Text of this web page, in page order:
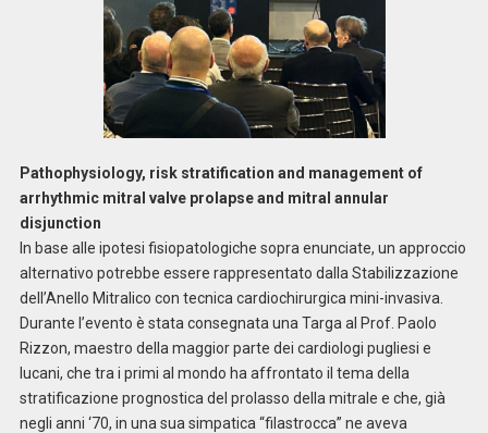
Pathophysiology, risk stratification and management of
arrhythmic mitral valve prolapse and mitral annular
disjunction
In base alle ipotesi fisiopatologiche sopra enunciate, un approccio
alternativo potrebbe essere rappresentato dalla Stabilizzazione
dell’Anello Mitralico con tecnica cardiochirurgica mini-invasiva.
Durante l’evento è stata consegnata una Targa al Prof. Paolo
Rizzon, maestro della maggior parte dei cardiologi pugliesi e
lucani, che tra i primi al mondo ha affrontato il tema della
stratificazione prognostica del prolasso della mitrale e che, già
negli anni ‘70, in una sua simpatica “filastrocca” ne aveva